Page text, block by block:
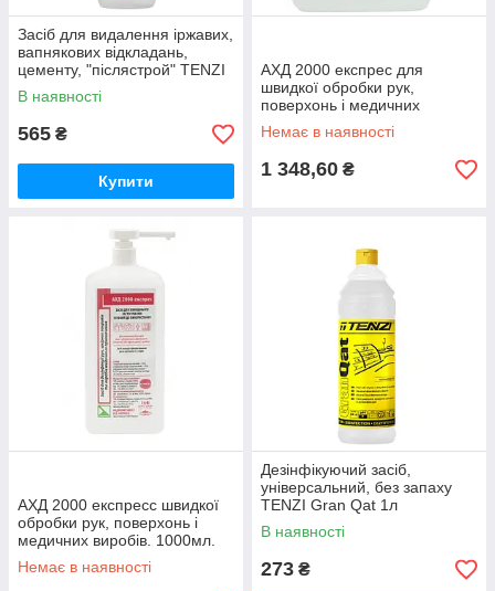
Засіб для видалення іржавих,
вапнякових відкладань,
цементу, "післястрой" TENZI
Derast 1л (концентрат)
В наявності
565 ₴
Купити
АХД 2000 експрес для
швидкої обробки рук,
поверхонь і медичних
виробів. 5000мл. (ОРИГІНАЛ)
Немає в наявності
1 348,60 ₴
АХД 2000 експресс швидкої
обробки рук, поверхонь і
медичних виробів. 1000мл.
(ОРІГІНАЛ)
Немає в наявності
Дезінфікуючий засіб,
універсальний, без запаху
TENZI Gran Qat 1л
(концентрат)
В наявності
273 ₴